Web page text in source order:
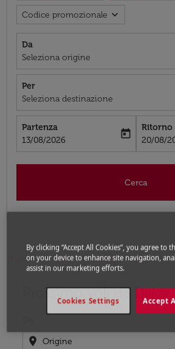
Codice promozionale expand_more
Da
Seleziona origine
Per
Seleziona destinazione
Partenza
fc-booking-departure-date-aria-label
13/08/2026
today
Ritorno
fc-
20/08/
Cerca
Home Voli Voli per Cipro
Prossimo voli da Dakar
location_on
Prova ad aggiornare il tuo
By clicking “Accept All Cookies”, you agree to
on your device to enhance site navigation,
assist in our marketing efforts.
Accept
Cookies Settings